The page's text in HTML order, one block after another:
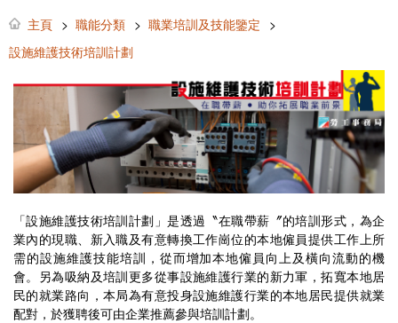
主頁 > 職能分類 > 職業培訓及技能鑒定 >
設施維護技術培訓計劃
「設施維護技術培訓計劃」是透過〝在職帶薪〞的培訓形式，為企
業內的現職、新入職及有意轉換工作崗位的本地僱員提供工作上所
需的設施維護技能培訓，從而增加本地僱員向上及橫向流動的機
會。另為吸納及培訓更多從事設施維護行業的新力軍，拓寬本地居
民的就業路向，本局為有意投身設施維護行業的本地居民提供就業
配對，於獲聘後可由企業推薦參與培訓計劃。